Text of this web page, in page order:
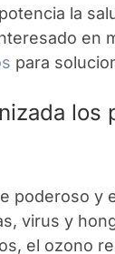
la
en
para
los
poderoso y
virus y
el ozono